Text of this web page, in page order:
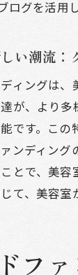
ログを活用
い潮流：
ィングは
が、より
です。こ
ンディン
とで、美
て、美容室
フ